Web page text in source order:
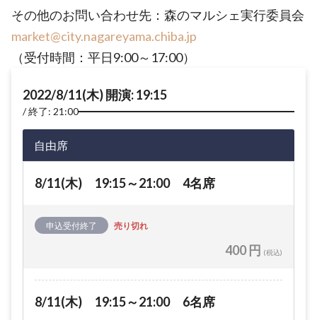
その他のお問い合わせ先：森のマルシェ実行委員会
market@city.nagareyama.chiba.jp
（受付時間：平日9:00～17:00）
2022/8/11(木) 開演: 19:15
終了: 21:00
自由席
8/11(木) 19:15～21:00 4名席
申込受付終了 売り切れ
400 円 (税込)
8/11(木) 19:15～21:00 6名席